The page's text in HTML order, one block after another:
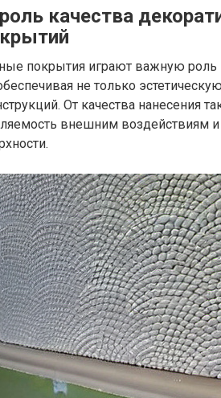
качества
покрытия играют важную
не только
От качества нанесения
внешним воздействиям